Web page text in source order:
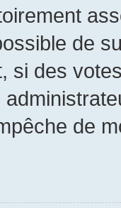
de
si des
de